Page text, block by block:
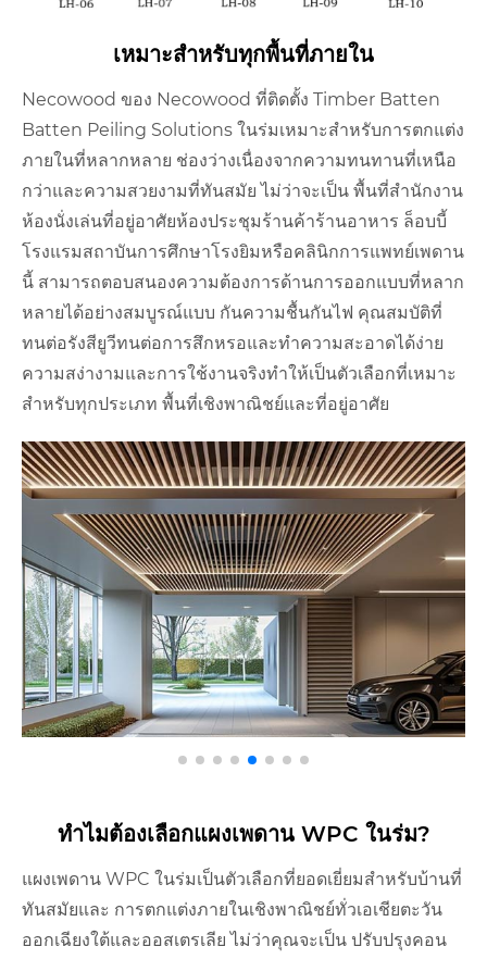
เหมาะสำหรับทุกพื้นที่ภายใน
Necowood ของ Necowood ที่ติดตั้ง Timber Batten
Batten Peiling Solutions ในร่มเหมาะสำหรับการตกแต่ง
ภายในที่หลากหลาย ช่องว่างเนื่องจากความทนทานที่เหนือ
กว่าและความสวยงามที่ทันสมัย ไม่ว่าจะเป็น พื้นที่สำนักงาน
ห้องนั่งเล่นที่อยู่อาศัยห้องประชุมร้านค้าร้านอาหาร ล็อบบี้
โรงแรมสถาบันการศึกษาโรงยิมหรือคลินิกการแพทย์เพดาน
นี้ สามารถตอบสนองความต้องการด้านการออกแบบที่หลาก
หลายได้อย่างสมบูรณ์แบบ กันความชื้นกันไฟ คุณสมบัติที่
ทนต่อรังสียูวีทนต่อการสึกหรอและทำความสะอาดได้ง่าย
ความสง่างามและการใช้งานจริงทำให้เป็นตัวเลือกที่เหมาะ
สำหรับทุกประเภท พื้นที่เชิงพาณิชย์และที่อยู่อาศัย
ทำไมต้องเลือกแผงเพดาน WPC ในร่ม?
แผงเพดาน WPC ในร่มเป็นตัวเลือกที่ยอดเยี่ยมสำหรับบ้านที่
ทันสมัยและ การตกแต่งภายในเชิงพาณิชย์ทั่วเอเชียตะวัน
ออกเฉียงใต้และออสเตรเลีย ไม่ว่าคุณจะเป็น ปรับปรุงคอน